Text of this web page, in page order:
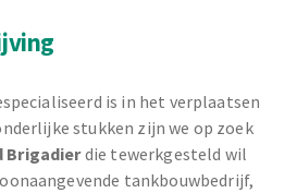
is in het verplaatsen
stukken zijn we op zoek
Brigadierdie tewerkgesteld wil
tankbouwbedrijf,